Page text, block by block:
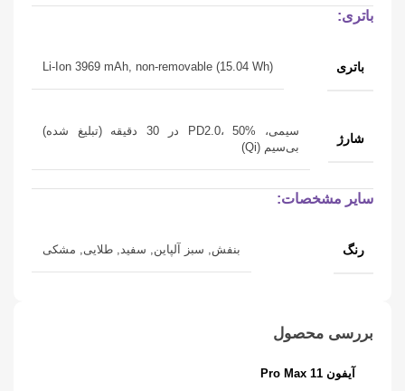
باتری:
باتری Li-Ion 3969 mAh, non-removable (15.04 Wh)
شارژ
سیمی، PD2.0، 50% در 30 دقیقه (تبلیغ شده)
بی‌سیم (Qi)
سایر مشخصات:
رنگ بنفش, سبز آلپاین, سفید, طلایی, مشکی
بررسی محصول
آیفون 11 Pro Max